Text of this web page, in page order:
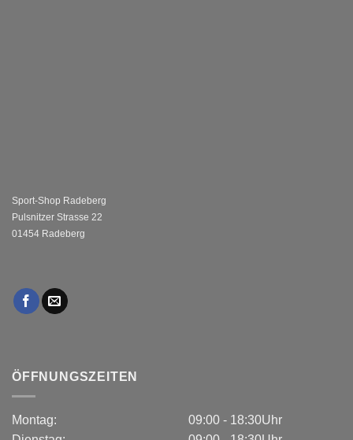
Sport-Shop Radeberg
Pulsnitzer Strasse 22
01454 Radeberg
ÖFFNUNGSZEITEN
Montag:
09:00 - 18:30Uhr